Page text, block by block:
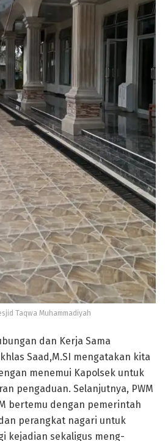
Taqwa Muhammadiyah
dan Kerja Sama
Saad,M.SI mengatakan kita
menemui Kapolsek untuk
pengaduan. Selanjutnya, PWM
bertemu dengan pemerintah
perangkat nagari untuk
kejadian sekaligus meng-